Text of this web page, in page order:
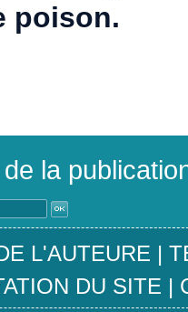
poison.
la
L'AUTEURE |
DU SITE |